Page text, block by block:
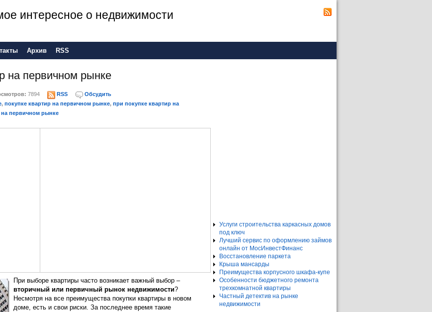
интересное о недвижимости
Архив RSS
на первичном рынке
7894 RSS
Обсудить
, покупке квартир на первичном рынке, при покупке квартир на
на первичном рынке
При выборе квартиры часто возникает важный выбор –
вторичный или первичный рынок недвижимости?
Несмотря на все преимущества покупки квартиры в новом
доме, есть и свои риски. За последнее время такие
Услуги строительства каркасных домов
под ключ
Лучший сервис по оформлению займов
онлайн от МосИнвестФинанс
Восстановление паркета
Крыша мансарды
Преимущества корпусного шкафа-купе
Особенности бюджетного ремонта
трехкомнатной квартиры
Частный детектив на рынке
недвижимости